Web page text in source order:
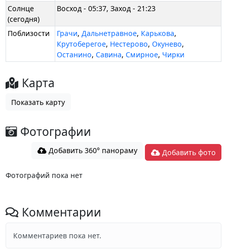
Солнце
(сегодня)
Восход - 05:37, Заход - 21:23
Поблизости Грачи,Дальнетравное, Карькова,
Крутоберегое, Нестерово,Окунево,
Останино, Савина, Смирное, Чирки
Карта
Показать карту
Фотографии
Добавить 360° панораму Добавить фото
Фотографий пока нет
Комментарии
Комментариев пока нет.